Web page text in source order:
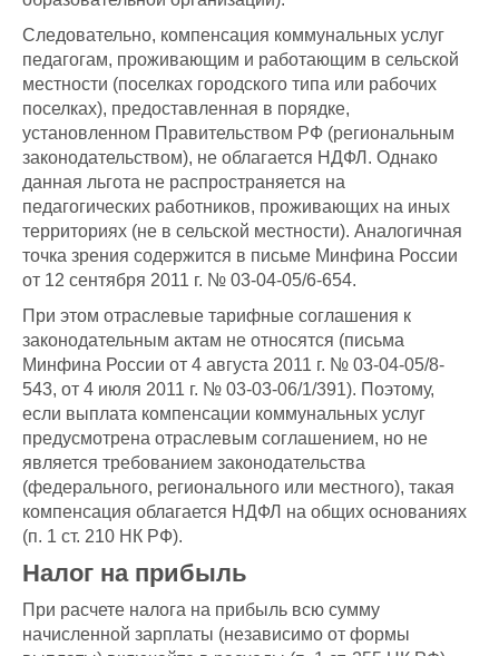
Следовательно, компенсация коммунальных услуг
педагогам, проживающим и работающим в сельской
местности (поселках городского типа или рабочих
поселках), предоставленная в порядке,
установленном Правительством РФ (региональным
законодательством), не облагается НДФЛ. Однако
данная льгота не распространяется на
педагогических работников, проживающих на иных
территориях (не в сельской местности). Аналогичная
точка зрения содержится в письме Минфина России
от 12 сентября 2011 г. № 03-04-05/6-654.
При этом отраслевые тарифные соглашения к
законодательным актам не относятся (письма
Минфина России от 4 августа 2011 г. № 03-04-05/8-
543, от 4 июля 2011 г. № 03-03-06/1/391). Поэтому,
если выплата компенсации коммунальных услуг
предусмотрена отраслевым соглашением, но не
является требованием законодательства
(федерального, регионального или местного), такая
компенсация облагается НДФЛ на общих основаниях
(п. 1 ст. 210 НК РФ).
Налог на прибыль
При расчете налога на прибыль всю сумму
начисленной зарплаты (независимо от формы